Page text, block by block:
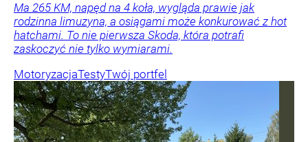
Ma 265 KM, napęd na 4 koła, wygląda prawie jak
rodzinna limuzyna, a osiągami może konkurować z hot
hatchami. To nie pierwsza Skoda, która potrafi
zaskoczyć nie tylko wymiarami.
MotoryzacjaTestyTwój portfel